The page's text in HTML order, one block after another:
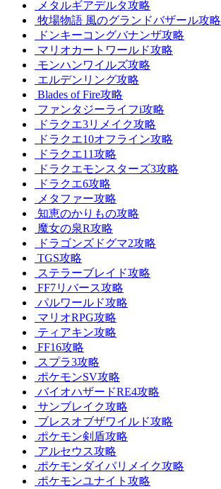
メタルギアデルタ攻略
牧場物語 風のグランドバザール攻略
ドンキーコングバナンザ攻略
マリオカートワールド攻略
モンハンワイルズ攻略
エルデンリング攻略
Blades of Fire攻略
ファンタジーライフi攻略
ドラクエ3リメイク攻略
ドラクエ10オフライン攻略
ドラクエ11攻略
ドラクエモンスターズ3攻略
ドラクエ6攻略
メタファー攻略
知恵のかりもの攻略
魔女の泉R攻略
ドラゴンズドグマ2攻略
TGS攻略
ステラーブレイド攻略
FF7リバース攻略
パルワールド攻略
マリオRPG攻略
ティアキン攻略
FF16攻略
スプラ3攻略
ポケモンSV攻略
バイオハザードRE4攻略
サンブレイク攻略
ブレスオブザワイルド攻略
ポケモン剣盾攻略
アルセウス攻略
ポケモンダイパリメイク攻略
ポケモンユナイト攻略